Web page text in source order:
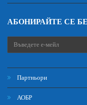
АБОНИРАЙТЕ СЕ
Партньори
АОБР